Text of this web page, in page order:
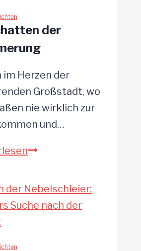
der
Herzen der
Großstadt, wo
nie wirklich zur
und…
Im
der
Dämmerung